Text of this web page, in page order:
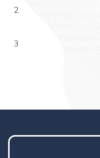
2
3